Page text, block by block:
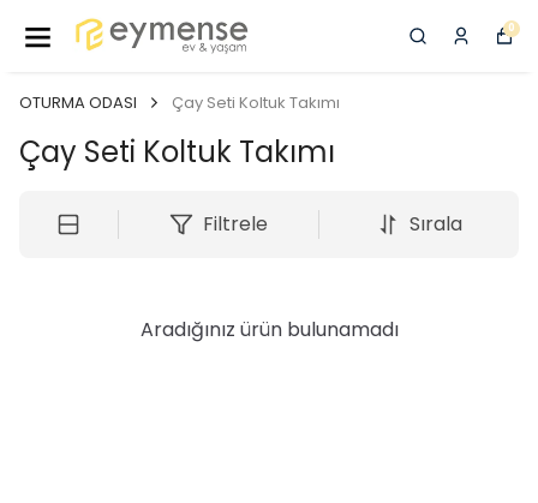
0
OTURMA ODASI Çay Seti Koltuk Takımı
Çay Seti Koltuk Takımı
Filtrele Sırala
Aradığınız ürün bulunamadı